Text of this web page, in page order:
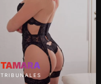
TAMARA
TRIBUNALES